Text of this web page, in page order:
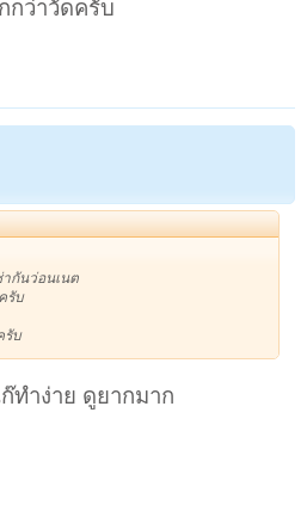
กว่าวัดครับ
ากันว่อนเนต
รับ
รับ
ทำง่าย ดูยากมาก